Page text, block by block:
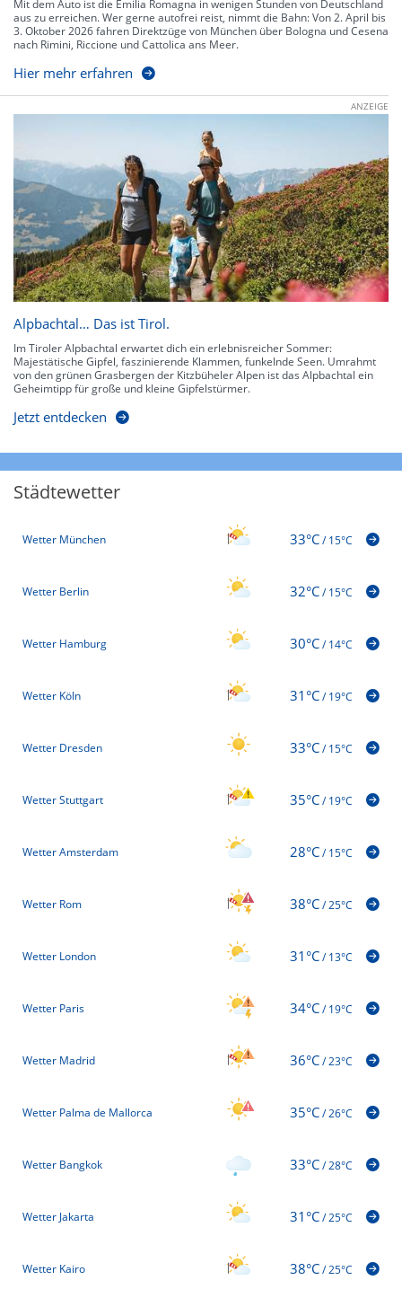
Mit dem Auto ist die Emilia Romagna in wenigen Stunden von Deutschland
aus zu erreichen. Wer gerne autofrei reist, nimmt die Bahn: Von 2. April bis
3. Oktober 2026 fahren Direktzüge von München über Bologna und Cesena
nach Rimini, Riccione und Cattolica ans Meer.
Hier mehr erfahren
ANZEIGE
Alpbachtal… Das ist Tirol.
Im Tiroler Alpbachtal erwartet dich ein erlebnisreicher Sommer:
Majestätische Gipfel, faszinierende Klammen, funkelnde Seen. Umrahmt
von den grünen Grasbergen der Kitzbüheler Alpen ist das Alpbachtal ein
Geheimtipp für große und kleine Gipfelstürmer.
Jetzt entdecken
Städtewetter
Wetter München 33°C/15°C
Wetter Berlin 32°C/15°C
Wetter Hamburg 30°C/14°C
Wetter Köln 31°C/19°C
Wetter Dresden 33°C/15°C
Wetter Stuttgart 35°C/19°C
Wetter Amsterdam 28°C/15°C
Wetter Rom 38°C/25°C
Wetter London 31°C/13°C
Wetter Paris 34°C/19°C
Wetter Madrid 36°C/23°C
Wetter Palma de Mallorca 35°C/26°C
Wetter Bangkok 33°C/28°C
Wetter Jakarta 31°C/25°C
Wetter Kairo 38°C/25°C